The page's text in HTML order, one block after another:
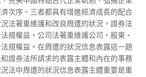
次序。三者都具有增進經濟成長的配合
法著重維護和改良周遭的狀況，證券法
規權益，公司法著重維護公司、股東、
規權益。在周遭的狀況信息表露這一題
證券法所請求的表露主體和內在的事務
法中周遭的狀況信息表露主體重要是重